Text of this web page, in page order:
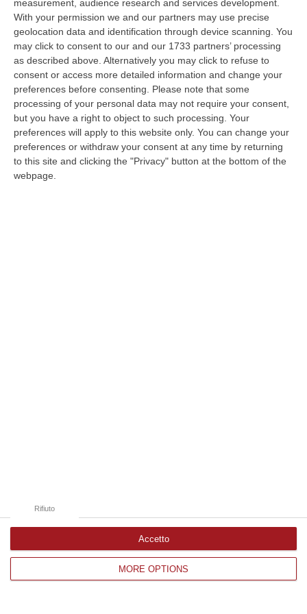
measurement, audience research and services development.
With your permission we and our partners may use precise
geolocation data and identification through device scanning. You
may click to consent to our and our 1733 partners’ processing
as described above. Alternatively you may click to refuse to
consent or access more detailed information and change your
preferences before consenting. Please note that some
processing of your personal data may not require your consent,
but you have a right to object to such processing. Your
preferences will apply to this website only. You can change your
preferences or withdraw your consent at any time by returning
to this site and clicking the "Privacy" button at the bottom of the
webpage.
MORE OPTIONS
Rifiuto
Accetto
Evade Dai Domiciliari, Boss Ergastolano Torna In Carcere
“È tornato in carcere Giovanni Calasso, 61 anni, storico esponente della
Sacra Corona Unita e già condannato all’ergastolo, arrestato il 1°…
09 Agosto, 12:18
In Fiamme Nella Notte Il Capannone Di Un’azienda A
Montegiordano, Danni Da Oltre Un Milione Di Euro
“MONTEGIORDANO Un grosso incendio ha colpito questa notte un
capannone della Sassone Tartufi, azienda di Montegiordano
specializzata nella c…
09 Agosto, 11:59
Corriere delle Calabria è una testata giornalistica di News&Com S.r.l